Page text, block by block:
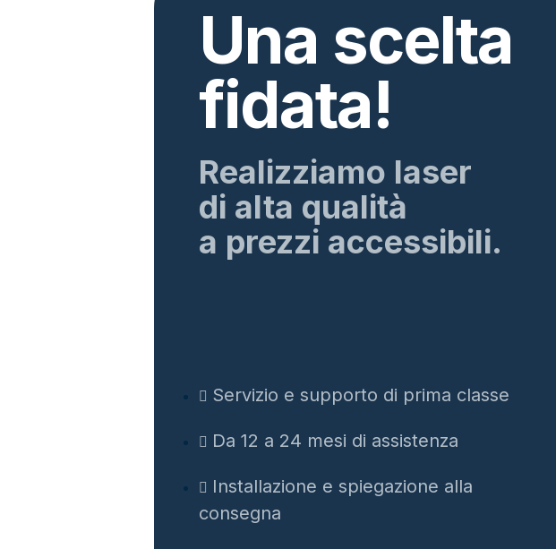
Una scelta
fidata!
Realizziamo laser
di alta qualità
a prezzi accessibili.
Servizio e supporto di prima classe
Da 12 a 24 mesi di assistenza
Installazione e spiegazione alla
consegna